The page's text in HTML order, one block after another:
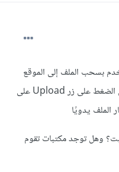
بسحب الملف إلى الموقع
وإفلاته في صندوق معين لرفعه بدلًا من الضغط على زر Upload على
الملف يدويًا
وهل توجد مكتبات تقوم